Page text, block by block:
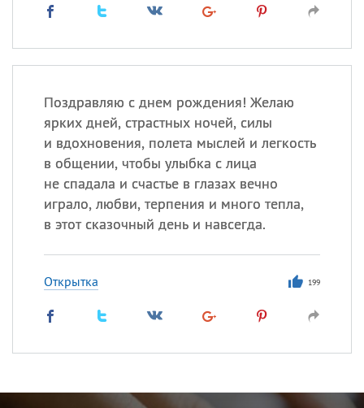
Поздравляю с днем рождения! Желаю
ярких дней, страстных ночей, силы
и вдохновения, полета мыслей и легкость
в общении, чтобы улыбка с лица
не спадала и счастье в глазах вечно
играло, любви, терпения и много тепла,
в этот сказочный день и навсегда.
Открытка 199